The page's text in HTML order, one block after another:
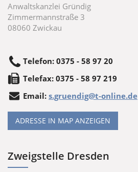
Anwaltskanzlei Gründig
Zimmermannstraße 3
08060 Zwickau
Telefon: 0375 - 58 97 20
Telefax: 0375 - 58 97 219
Email: s.gruendig@t-online.de
ADRESSE IN MAP ANZEIGEN
Zweigstelle Dresden